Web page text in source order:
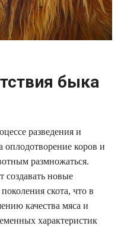
быка
разведения и
оплодотворение коров и
размножаться.
создавать новые
скота, что в
качества мяса и
характеристик